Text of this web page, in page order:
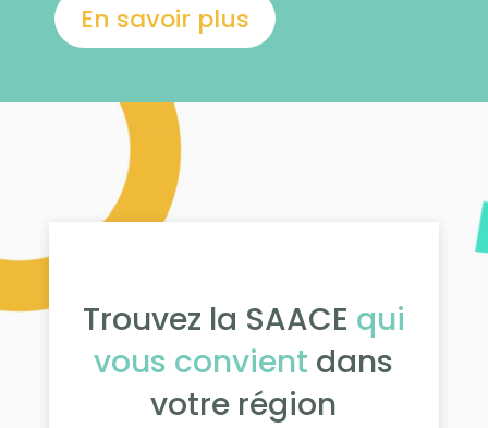
En savoir plus
Trouvez la SAACE qui
vous convient dans
votre région